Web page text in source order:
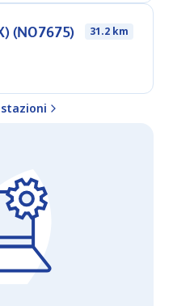
(NO7675) 31.2 km